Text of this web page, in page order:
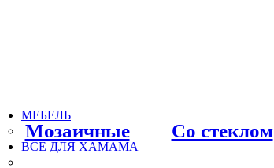
Мозаичные Со стеклом
МЕБЕЛЬ
ВСЕ ДЛЯ ХАМАМА